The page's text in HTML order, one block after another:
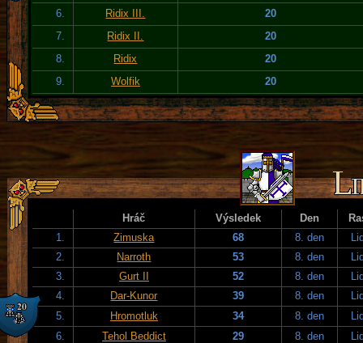
6.
Ridix III.
20
7.
Ridix II.
20
8.
Ridix
20
9.
Wolfik 20
Hráč Výsledek Den
1.
Zimuska 68 8. den
2.
Narroth 53 8. den
3.
Gurt II 52 8. den
4.
Dar-Kunor 39 8. den
5.
Hromotluk 34 8. den
6.
Tehol Beddict 29 8. den